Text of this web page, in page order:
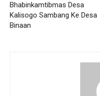
Bhabinkamtibmas Desa
Kalisogo Sambang Ke Desa
Binaan